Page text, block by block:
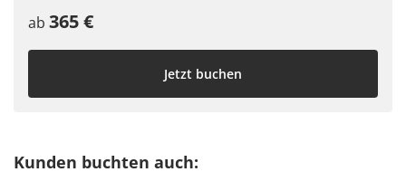
ab 365 €
Jetzt buchen
Kunden buchten auch: